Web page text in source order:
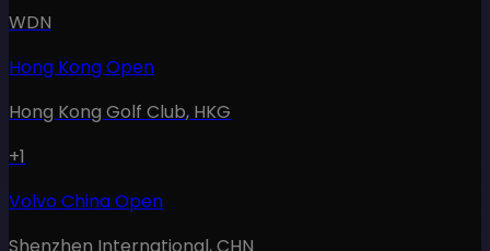
WDN
Hong Kong Open
Hong Kong Golf Club, HKG
+1
Volvo China Open
Shenzhen International,CHN